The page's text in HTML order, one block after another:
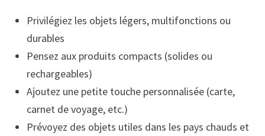
Privilégiez les objets légers, multifonctions ou
durables
Pensez aux produits compacts (solides ou
rechargeables)
Ajoutez une petite touche personnalisée (carte,
carnet de voyage, etc.)
Prévoyez des objets utiles dans les pays chauds et